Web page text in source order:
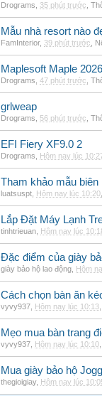
Drograms 35 phút trước
Mẫu nhà resort nào
FamInterior, 39 phút trước
Maplesoft Maple
Drograms 47 phút trước
grlweap
Drograms 56 phút trước
EFI Fiery XF9.0 2
Drograms Hôm nay lúc
Tham khảo mẫu biên
luatsuspt Hôm nay lúc 10:20
Lắp Đặt Máy Lạnh
tinhtrieuan Hôm nay lúc
Đặc điểm của giày
giày bảo hộ lao động Hôm
Cách chọn bàn ăn
vyvy937 Hôm nay lúc 10:13
Mẹo mua bàn trang
vyvy937 Hôm nay lúc 10:10
Mua giày bảo hộ
thegioigiay, Hôm nay lúc